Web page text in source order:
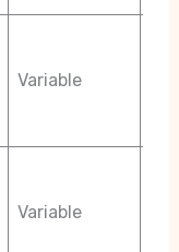
Variable
Variable